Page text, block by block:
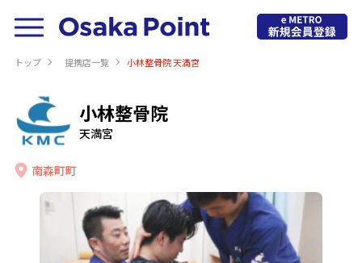
トップ 提携店⼀覧 小林整骨院 天満宮
小林整骨院
天満宮
南森町町